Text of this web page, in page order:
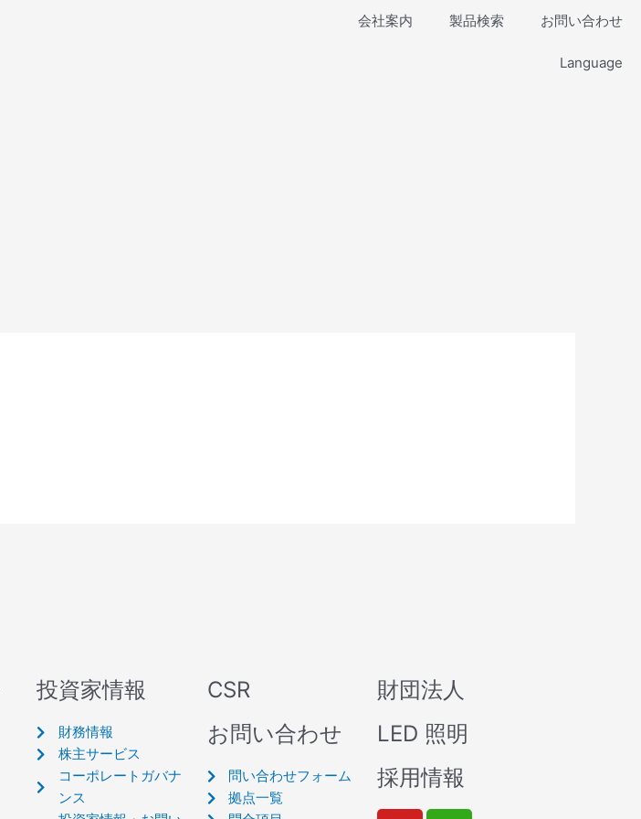
会社案内 製品検索 お問い合わせ
Language
投資家情報
財務情報
株主サービス
コーポレートガバナ
ンス
CSR
お問い合わせ
問い合わせフォーム
拠点一覧
財団法人
LED 照明
採用情報